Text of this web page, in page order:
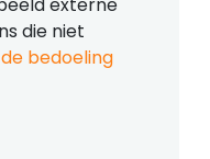
die niet
bedoeling